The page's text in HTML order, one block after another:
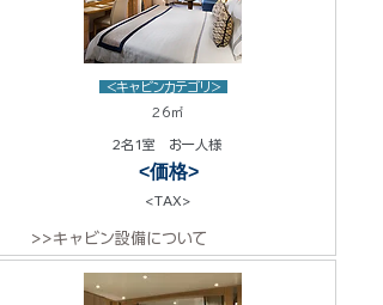
<キャビンカテゴリ>
26㎡
2名1室 お一人様
<価格>
<TAX>
>>キャビン設備について